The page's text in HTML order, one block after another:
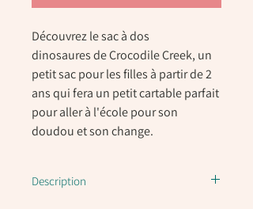
Découvrez lesac à dos
dinosauresdeCrocodile Creek, un
petit sac pour les filles à partir de 2
ans qui fera un petit cartable parfait
pour aller à l'école pour son
doudou et son change.
Description